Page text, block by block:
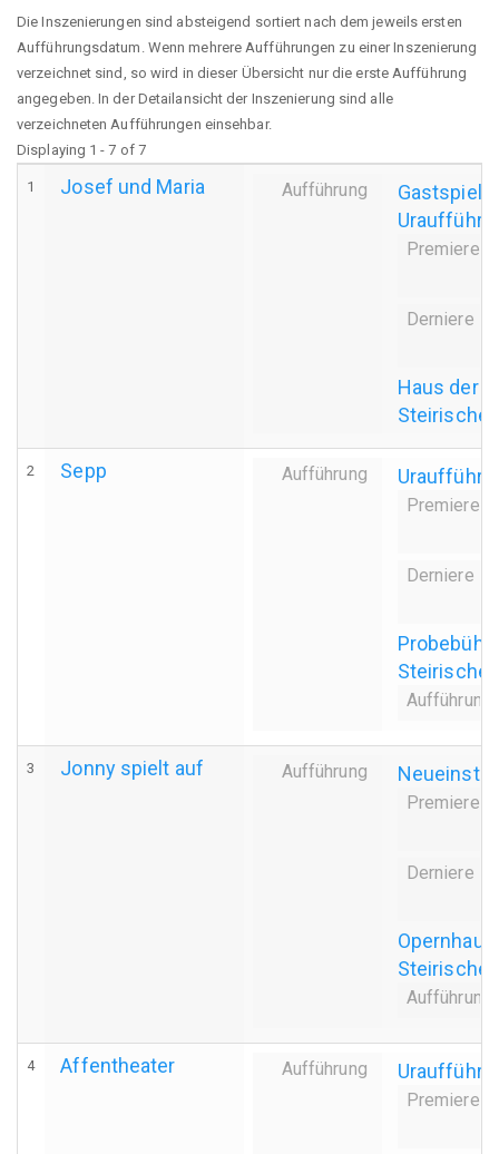
Die Inszenierungen sind absteigend sortiert nach dem jeweils ersten
Aufführungsdatum. Wenn mehrere Aufführungen zu einer Inszenierung
verzeichnet sind, so wird in dieser Übersicht nur die erste Aufführung
angegeben. In der Detailansicht der Inszenierung sind alle
verzeichneten Aufführungen einsehbar.
Displaying 1 - 7 of 7
1 Josef und Maria Aufführung
Gastspiel
Premiere
Derniere
Haus der
2 Sepp Aufführung
Premiere
Derniere
3 Jonny spielt auf Aufführung
Premiere
Derniere
4 Affentheater Aufführung
Premiere